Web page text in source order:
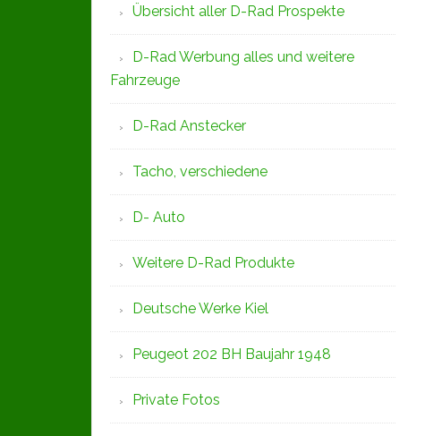
Übersicht aller D-Rad Prospekte
D-Rad Werbung alles und weitere
Fahrzeuge
D-Rad Anstecker
Tacho, verschiedene
D- Auto
Weitere D-Rad Produkte
Deutsche Werke Kiel
Peugeot 202 BH Baujahr 1948
Private Fotos